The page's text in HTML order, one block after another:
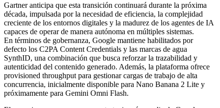
Gartner anticipa que esta transición continuará durante la próxima
década, impulsada por la necesidad de eficiencia, la complejidad
creciente de los entornos digitales y la madurez de los agentes de IA
capaces de operar de manera autónoma en múltiples sistemas.
En términos de gobernanza, Google mantiene habilitados por
defecto los C2PA Content Credentials y las marcas de agua
SynthID, una combinación que busca reforzar la trazabilidad y
autenticidad del contenido generado. Además, la plataforma ofrece
provisioned throughput para gestionar cargas de trabajo de alta
concurrencia, inicialmente disponible para Nano Banana 2 Lite y
próximamente para Gemini Omni Flash.